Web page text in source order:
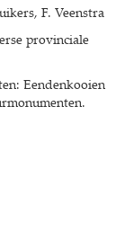
F. Veenstra
provinciale
Eendenkooien